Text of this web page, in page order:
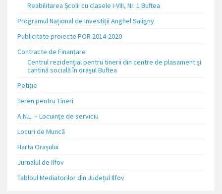
Reabilitarea Școlii cu clasele I-VIII, Nr. 1 Buftea
Programul Național de Investiții Anghel Saligny
Publicitate proiecte POR 2014-2020
Contracte de Finanțare
Centrul rezidențial pentru tinerii din centre de plasament și
cantină socială în orașul Buftea
Petiție
Teren pentru Tineri
A.N.L. – Locuinţe de serviciu
Locuri de Muncă
Harta Orașului
Jurnalul de Ilfov
Tabloul Mediatorilor din Județul Ilfov